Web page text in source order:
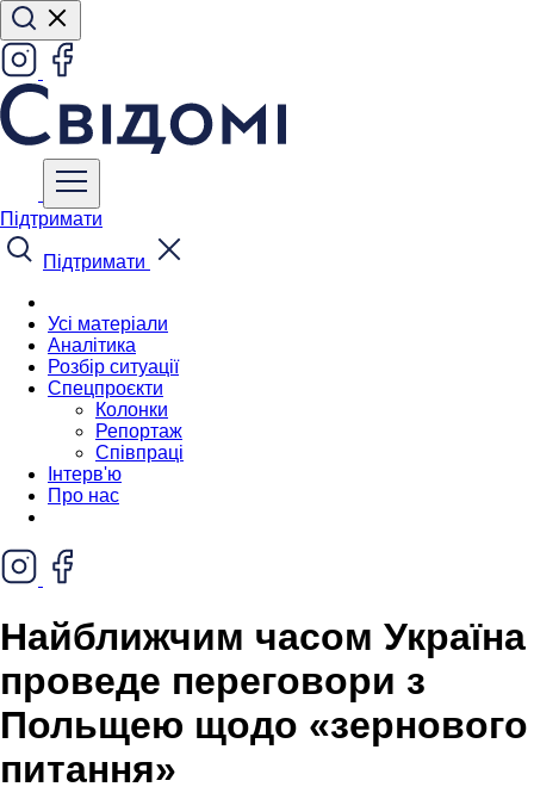
Підтримати
Підтримати
Усі матеріали
Аналітика
Розбір ситуації
Спецпроєкти
Колонки
Репортаж
Співпраці
Інтерв'ю
Про нас
Найближчим часом Україна
проведе переговори з
Польщею щодо «зернового
питання»